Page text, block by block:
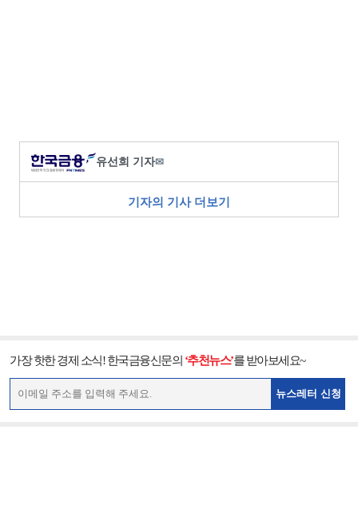
유선희 기자✉
기자의 기사 더보기
가장 핫한 경제 소식! 한국금융신문의 ‘추천뉴스’를 받아보세요~
뉴스레터 신청